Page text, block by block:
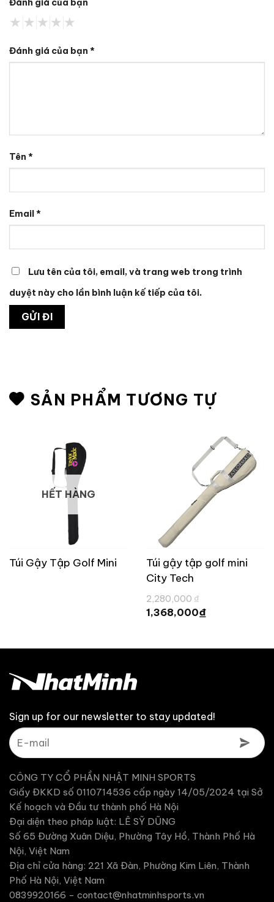
Đánh giá của bạn
Đánh giá của bạn *
Tên *
Email*
Lưu tên của tôi, email, và trang web trong trình
duyệt này cho lần bình luận kế tiếp của tôi.
SẢN PHẨM TƯƠNG TỰ
HẾT HÀNG
Túi Gậy Tập Golf Mini
Túi gậy tập golf mini
City Tech
2,280,000 ₫
gốc
là:
1,368,000₫
1,368,000 ₫.
Sign up for our newsletter to stay updated!
CÔNG TY CỔ PHẦN NHẬT MINH SPORTS
Giấy ĐKKD số 0110714536 cấp ngày 14/05/2024 tại Sở
Kế hoạch và Đầu tư thành phố Hà Nội
Đại diện theo pháp luật: LÊ SỸ DŨNG
Số 65 Đường Xuân Diệu, Phường Tây Hồ, Thành Phố Hà
Nội, Việt Nam
Địa chỉ cửa hàng: 221 Xã Đàn, Phường Kim Liên, Thành
Phố Hà Nội, Việt Nam
0839920166 - contact@nhatminhsports.vn